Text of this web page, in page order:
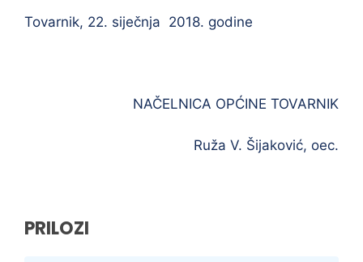
Tovarnik, 22. siječnja 2018. godine
NAČELNICA OPĆINE TOVARNIK
Ruža V. Šijaković, oec.
PRILOZI